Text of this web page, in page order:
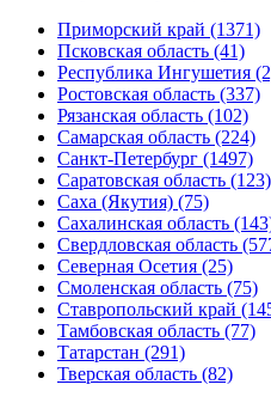
Приморский край (1371)
Псковская область (41)
Республика Ингушетия
Ростовская область (337)
Рязанская область (102)
Самарская область (224)
Санкт-Петербург (1497)
Саратовская область (123)
Саха (Якутия) (75)
Сахалинская область
Свердловская область
Северная Осетия (25)
Смоленская область (75)
Ставропольский край
Тамбовская область (77)
Татарстан (291)
Тверская область (82)